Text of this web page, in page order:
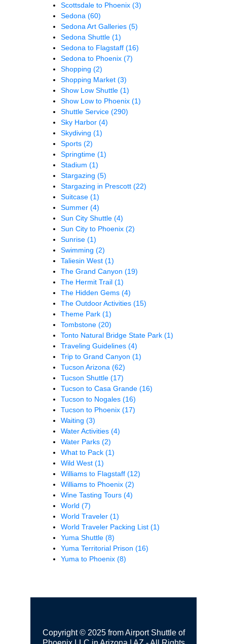
Scottsdale to Phoenix (3)
Sedona (60)
Sedona Art Galleries (5)
Sedona Shuttle (1)
Sedona to Flagstaff (16)
Sedona to Phoenix (7)
Shopping (2)
Shopping Market (3)
Show Low Shuttle (1)
Show Low to Phoenix (1)
Shuttle Service (290)
Sky Harbor (4)
Skydiving (1)
Sports (2)
Springtime (1)
Stadium (1)
Stargazing (5)
Stargazing in Prescott (22)
Suitcase (1)
Summer (4)
Sun City Shuttle (4)
Sun City to Phoenix (2)
Sunrise (1)
Swimming (2)
Taliesin West (1)
The Grand Canyon (19)
The Hermit Trail (1)
The Hidden Gems (4)
The Outdoor Activities (15)
Theme Park (1)
Tombstone (20)
Tonto Natural Bridge State Park (1)
Traveling Guidelines (4)
Trip to Grand Canyon (1)
Tucson Arizona (62)
Tucson Shuttle (17)
Tucson to Casa Grande (16)
Tucson to Nogales (16)
Tucson to Phoenix (17)
Waiting (3)
Water Activities (4)
Water Parks (2)
What to Pack (1)
Wild West (1)
Williams to Flagstaff (12)
Williams to Phoenix (2)
Wine Tasting Tours (4)
World (7)
World Traveler (1)
World Traveler Packing List (1)
Yuma Shuttle (8)
Yuma Territorial Prison (16)
Yuma to Phoenix (8)
Copyright © 2025 from Airport Shuttle of